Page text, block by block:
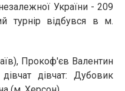
України - 209
турнір відбувся в м.
Прокоф'єв Валентин
дівчат: Дубовик